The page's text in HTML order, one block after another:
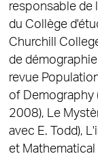
responsable de
du Collège
Churchill
de
revue
of Demography
2008), Le
avec E. Todd),
et